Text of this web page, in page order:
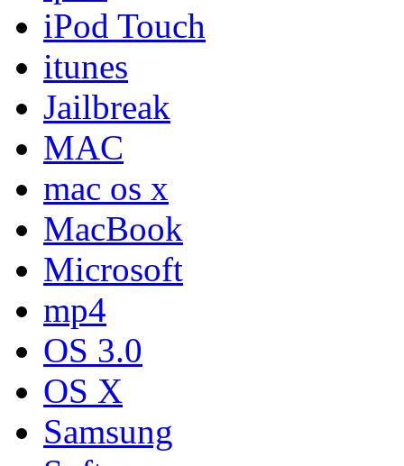
iPod Touch
itunes
Jailbreak
MAC
mac os x
MacBook
Microsoft
mp4
OS 3.0
OS X
Samsung